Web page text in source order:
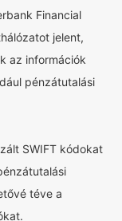
Financial
jelent,
az információk
pénzátutalási
SWIFT kódokat
téve a